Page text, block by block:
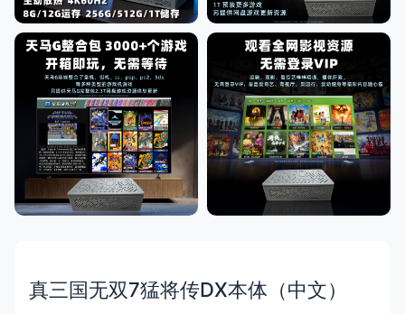
真三国无双7猛将传DX本体（中文）